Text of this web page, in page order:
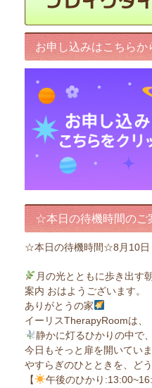
お申し込みはこちらか
☆本日の待機時間の
☆本日の待機時間☆8月10日
月の光とともに歩き出す
案内 おはようございます。
ありがとうの家
イーリスTherapyRoomは、
静かに灯るひかりの中で、
今日もそっと扉を開いていま
やすらぎのひとときを、どう
【
午後のひかり